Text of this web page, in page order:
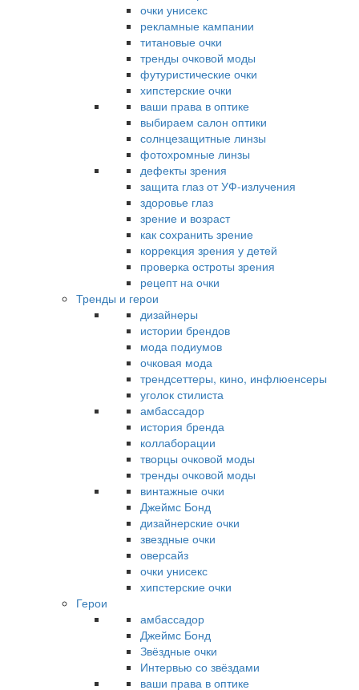
очки унисекс
рекламные кампании
титановые очки
тренды очковой моды
футуристические очки
хипстерские очки
ваши права в оптике
выбираем салон оптики
солнцезащитные линзы
фотохромные линзы
дефекты зрения
защита глаз от УФ-излучения
здоровье глаз
зрение и возраст
как сохранить зрение
коррекция зрения у детей
проверка остроты зрения
рецепт на очки
Тренды и герои
дизайнеры
истории брендов
мода подиумов
очковая мода
трендсеттеры, кино, инфлюенсеры
уголок стилиста
амбассадор
история бренда
коллаборации
творцы очковой моды
тренды очковой моды
винтажные очки
Джеймс Бонд
дизайнерские очки
звездные очки
оверсайз
очки унисекс
хипстерские очки
Герои
амбассадор
Джеймс Бонд
Звёздные очки
Интервью со звёздами
ваши права в оптике